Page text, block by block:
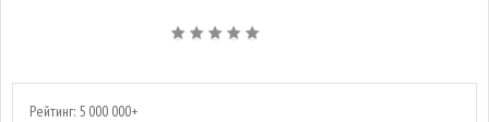
Рейтинг: 5 000 000+